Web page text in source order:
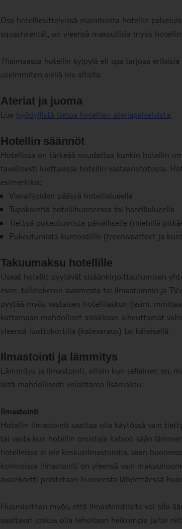
Osa hotelliesittelyissä mainituista hotellin
squashkentät, on yleensä maksullisia myös
Thaimaassa hotellin kylpylä eli spa tarjoaa
useimmiten siellä ole altaita.
Ateriat ja juoma
Lue hyödyllistä tietoa hotellien ateriapalveluista.
Hotellin säännöt
Hotellissa on tärkeää noudattaa kunkin hotellin
tavallisesti luettavissa hotellin vastaanototossa.
esimerkiksi:
Vierailijoiden pääsyä hotellialueelle
Tupakointia hotellihuoneessa tai hotellialueella
Tiettyä pukeutumista päivälliselle (miehillä
Pukeutumista kuntosalille (treenivaatteet ja
Takuumaksu hotellille
Useat hotellit pyytävät sisäänkirjoittautumisen
esim. tallelokeron avaimesta tai ilmastoinnin ja
pyytää myös vastaisen hotellilaskun (esim.
kattamaan mahdolliset asiakkaan aiheuttamat
yleensä luottokortilla (katevaraus) tai käteisellä.
Ilmastointi ja lämmitys
Lämmitys ja ilmastointi, silloin kun sellainen on,
siitä mahdollisesti veloittama lisämaksu.
Ilmastointi
Hotellin ilmastointi saattaa olla käytössä vain
tai vasta kun hotellin omistaja katsoo sään
hotelleissa ei ole keskusilmastointia, vaan
kolmioissa ilmastointi on yleensä vain
avainkortti poistetaan huoneesta lähdettäessä
Huomioithan myös, että ilmastointilaite voi olla
saattavat joskus olla teholtaan heikompia ja/tai